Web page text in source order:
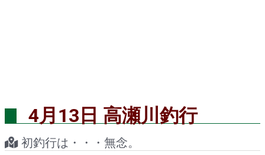
4月13日 高瀬川釣行
初釣行は・・・無念。